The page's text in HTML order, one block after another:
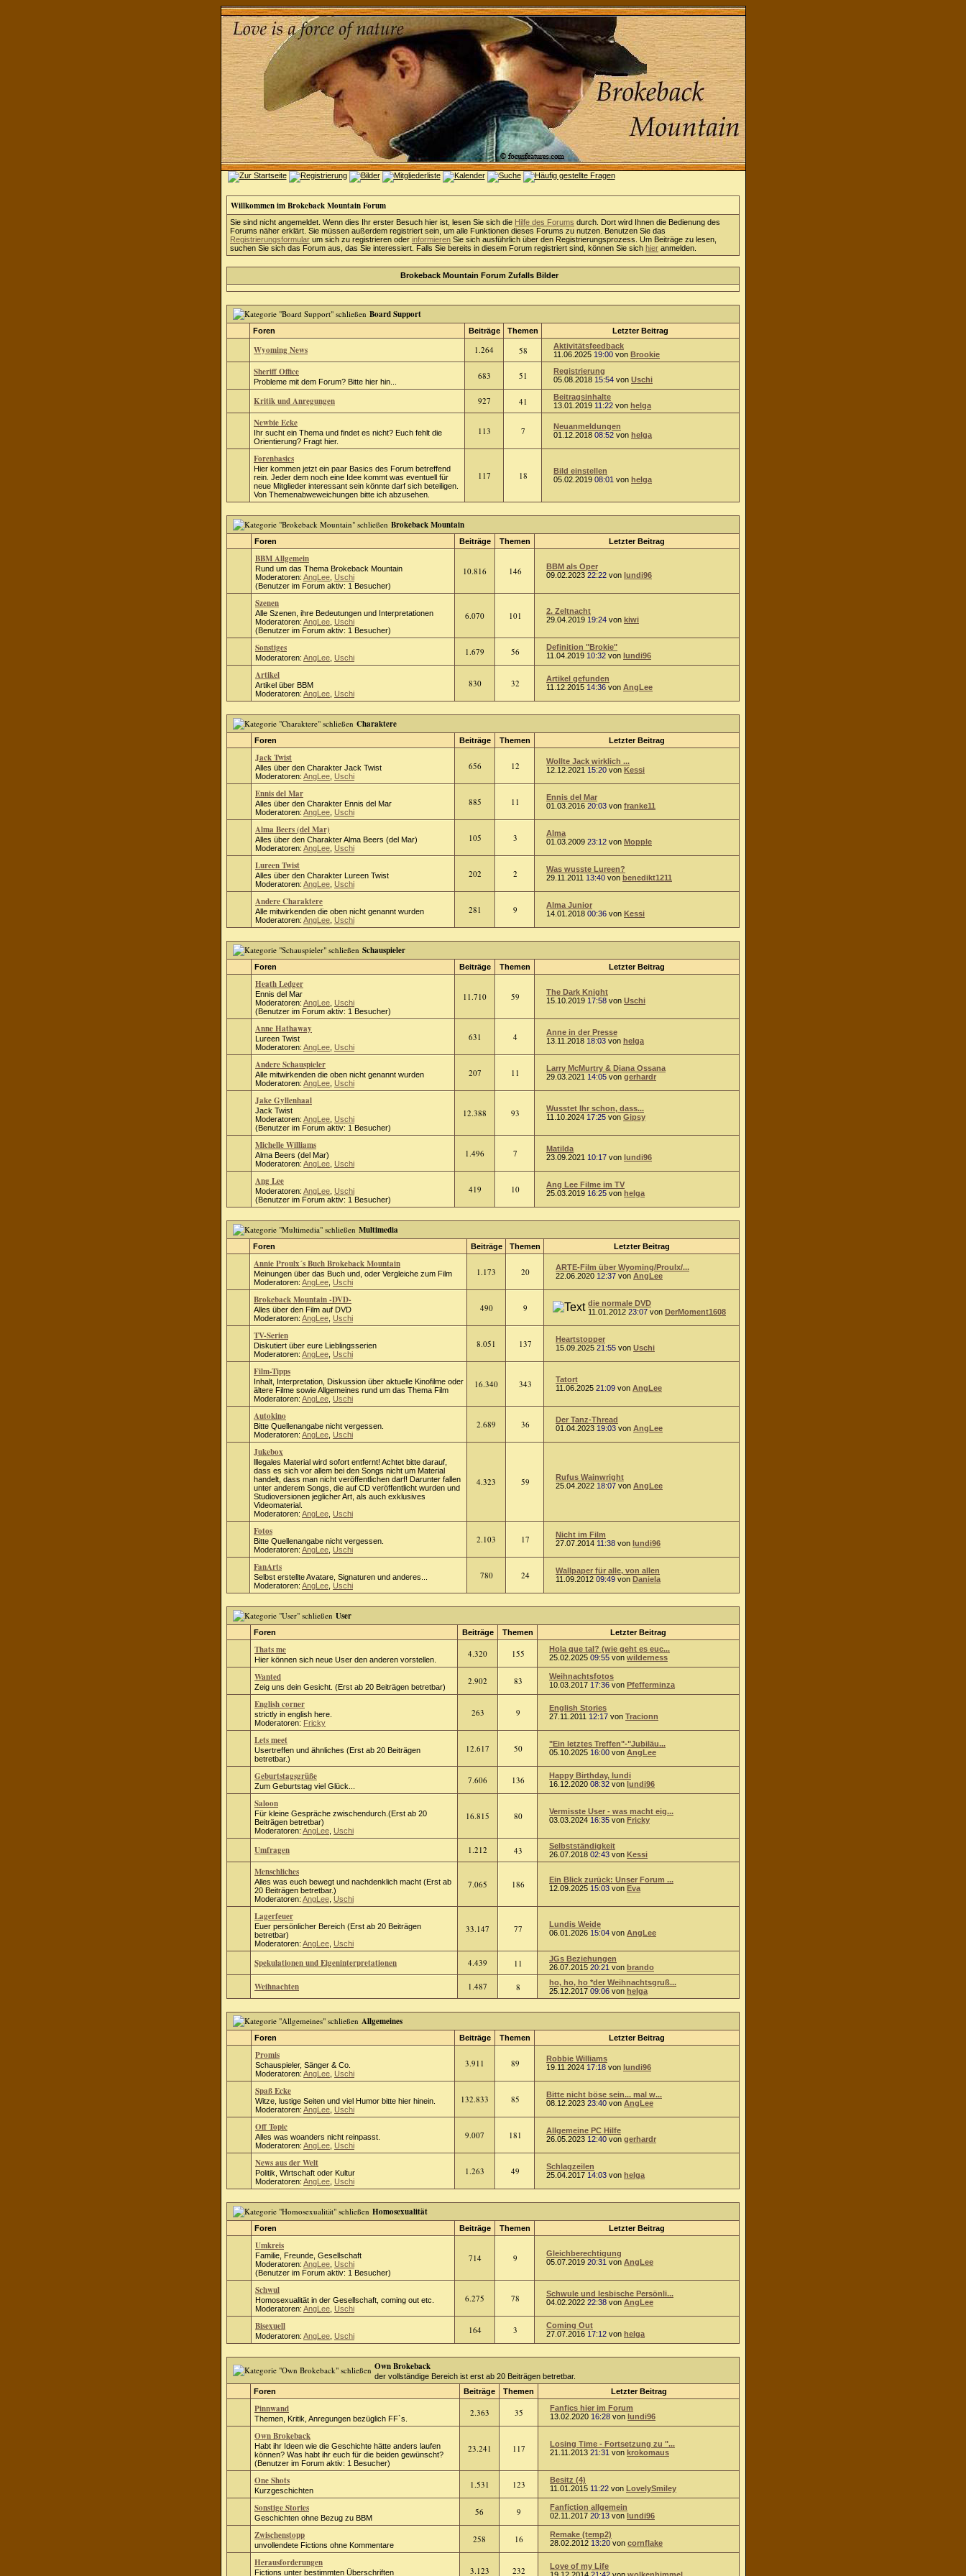
Willkommen im Brokeback Mountain Forum
Sie sind nicht angemeldet. Wenn dies Ihr erster Besuch hier ist, lesen Sie sich die Hilfe des Forums durch. Dort wird Ihnen die Bedienung des
Forums näher erklärt. Sie müssen außerdem registriert sein, um alle Funktionen dieses Forums zu nutzen. Benutzen Sie das
Registrierungsformular um sich zu registrieren oder informieren Sie sich ausführlich über den Registrierungsprozess. Um Beiträge zu lesen,
suchen Sie sich das Forum aus, das Sie interessiert. Falls Sie bereits in diesem Forum registriert sind, können Sie sich hier anmelden.
Brokeback Mountain Forum Zufalls Bilder
Board Support
Foren Beiträge Themen Letzter Beitrag
Wyoming News 1.264 58
Aktivitätsfeedback
11.06.2025 19:00 von Brookie
Sheriff Office
Probleme mit dem Forum? Bitte hier hin...
683 51
Registrierung
05.08.2018 15:54 von Uschi
Kritik und Anregungen 927 41
Beitragsinhalte
13.01.2019 11:22 von helga
Newbie Ecke
Ihr sucht ein Thema und findet es nicht? Euch fehlt die
Orientierung? Fragt hier.
113 7
Neuanmeldungen
01.12.2018 08:52 von helga
Forenbasics
Hier kommen jetzt ein paar Basics des Forum betreffend
rein. Jeder dem noch eine Idee kommt was eventuell für
neue Mitglieder interessant sein könnte darf sich beteiligen.
Von Themenabweweichungen bitte ich abzusehen.
117 18
Bild einstellen
05.02.2019 08:01 von helga
Brokeback Mountain
Foren Beiträge Themen Letzter Beitrag
BBM Allgemein
Rund um das Thema Brokeback Mountain
Moderatoren: AngLee Uschi
(Benutzer im Forum aktiv: 1 Besucher)
10.816 146
BBM als Oper
09.02.2023 22:22 von lundi96
Szenen
Alle Szenen, ihre Bedeutungen und Interpretationen
Moderatoren: AngLee Uschi
(Benutzer im Forum aktiv: 1 Besucher)
6.070 101
2. Zeltnacht
29.04.2019 19:24 von kiwi
Sonstiges
Moderatoren: AngLee Uschi
1.679 56
Definition "Brokie"
11.04.2019 10:32 von lundi96
Artikel
Artikel über BBM
Moderatoren: AngLee Uschi
830 32
Artikel gefunden
11.12.2015 14:36 von AngLee
Charaktere
Foren Beiträge Themen Letzter Beitrag
Jack Twist
Alles über den Charakter Jack Twist
Moderatoren: AngLee Uschi
656 12
Wollte Jack wirklich ...
12.12.2021 15:20 von Kessi
Ennis del Mar
Alles über den Charakter Ennis del Mar
Moderatoren: AngLee Uschi
885 11
Ennis del Mar
01.03.2016 20:03 von franke11
Alma Beers (del Mar)
Alles über den Charakter Alma Beers (del Mar)
Moderatoren: AngLee Uschi
105 3
Alma
01.03.2009 23:12 von Mopple
Lureen Twist
Alles über den Charakter Lureen Twist
Moderatoren: AngLee Uschi
202 2
Was wusste Lureen?
29.11.2011 13:40 von benedikt1211
Andere Charaktere
Alle mitwirkenden die oben nicht genannt wurden
Moderatoren: AngLee Uschi
281 9
Alma Junior
14.01.2018 00:36 von Kessi
Schauspieler
Foren Beiträge Themen Letzter Beitrag
Heath Ledger
Ennis del Mar
Moderatoren: AngLee Uschi
(Benutzer im Forum aktiv: 1 Besucher)
11.710 59
The Dark Knight
15.10.2019 17:58 von Uschi
Anne Hathaway
Lureen Twist
Moderatoren: AngLee Uschi
631 4
Anne in der Presse
13.11.2018 18:03 von helga
Andere Schauspieler
Alle mitwirkenden die oben nicht genannt wurden
Moderatoren: AngLee Uschi
207 11
Larry McMurtry & Diana Ossana
29.03.2021 14:05 von gerhardr
Jake Gyllenhaal
Jack Twist
Moderatoren: AngLee Uschi
(Benutzer im Forum aktiv: 1 Besucher)
12.388 93
Wusstet Ihr schon, dass...
11.10.2024 17:25 von Gipsy
Michelle Williams
Alma Beers (del Mar)
Moderatoren: AngLee Uschi
1.496 7
Matilda
23.09.2021 10:17 von lundi96
Ang Lee
Moderatoren: AngLee Uschi
(Benutzer im Forum aktiv: 1 Besucher)
419 10
Ang Lee Filme im TV
25.03.2019 16:25 von helga
Multimedia
Foren Beiträge Themen Letzter Beitrag
Annie Proulx´s Buch Brokeback Mountain
Meinungen über das Buch und, oder Vergleiche zum Film
Moderatoren: AngLee Uschi
1.173 20
ARTE-Film über Wyoming/Proulx/...
22.06.2020 12:37 von AngLee
Brokeback Mountain -DVD-
Alles über den Film auf DVD
Moderatoren: AngLee Uschi
490 9
die normale DVD
11.01.2012 23:07 von DerMoment1608
TV-Serien
Diskutiert über eure Lieblingsserien
Moderatoren: AngLee Uschi
8.051 137
Heartstopper
15.09.2025 21:55 von Uschi
Film-Tipps
Inhalt, Interpretation, Diskussion über aktuelle Kinofilme oder
ältere Filme sowie Allgemeines rund um das Thema Film
Moderatoren: AngLee Uschi
16.340 343
Tatort
11.06.2025 21:09 von AngLee
Autokino
Bitte Quellenangabe nicht vergessen.
Moderatoren: AngLee Uschi
2.689 36
Der Tanz-Thread
01.04.2023 19:03 von AngLee
Jukebox
lllegales Material wird sofort entfernt! Achtet bitte darauf,
dass es sich vor allem bei den Songs nicht um Material
handelt, dass man nicht veröffentlichen darf! Darunter fallen
unter anderem Songs, die auf CD veröffentlicht wurden und
Studioversionen jeglicher Art, als auch exklusives
Videomaterial.
Moderatoren: AngLee Uschi
4.323 59
Rufus Wainwright
25.04.2022 18:07 von AngLee
Fotos
Bitte Quellenangabe nicht vergessen.
Moderatoren: AngLee Uschi
2.103 17
Nicht im Film
27.07.2014 11:38 von lundi96
FanArts
Selbst erstellte Avatare, Signaturen und anderes...
Moderatoren: AngLee Uschi
780 24
Wallpaper für alle, von allen
11.09.2012 09:49 von Daniela
User
Foren Beiträge Themen Letzter Beitrag
Thats me
Hier können sich neue User den anderen vorstellen.
4.320 155
Hola que tal? (wie geht es euc...
25.02.2025 09:55 von wilderness
Wanted
Zeig uns dein Gesicht. (Erst ab 20 Beiträgen betretbar)
2.902 83
Weihnachtsfotos
10.03.2017 17:36 von Pfefferminza
English corner
strictly in english here.
Moderatoren: Fricky
263 9
English Stories
27.11.2011 12:17 von Tracionn
Lets meet
Usertreffen und ähnliches (Erst ab 20 Beiträgen
betretbar.)
12.617 50
"Ein letztes Treffen"-"Jubiläu...
05.10.2025 16:00 von AngLee
Geburtstagsgrüße
Zum Geburtstag viel Glück...
7.606 136
Happy Birthday, lundi
16.12.2020 08:32 von lundi96
Saloon
Für kleine Gespräche zwischendurch.(Erst ab 20
Beiträgen betretbar)
Moderatoren: AngLee Uschi
16.815 80
Vermisste User - was macht eig...
03.03.2024 16:35 von Fricky
Umfragen 1.212 43
Selbstständigkeit
26.07.2018 02:43 von Kessi
Menschliches
Alles was euch bewegt und nachdenklich macht (Erst ab
20 Beiträgen betretbar.)
Moderatoren: AngLee Uschi
7.065 186
Ein Blick zurück: Unser Forum ...
12.09.2025 15:03 von Eva
Lagerfeuer
Euer persönlicher Bereich (Erst ab 20 Beiträgen
betretbar)
Moderatoren: AngLee Uschi
33.147 77
Lundis Weide
06.01.2026 15:04 von AngLee
Spekulationen und Eigeninterpretationen 4.439 11
JGs Beziehungen
26.07.2015 20:21 von brando
Weihnachten 1.487 8
ho, ho, ho *der Weihnachtsgruß...
25.12.2017 09:06 von helga
Allgemeines
Foren Beiträge Themen Letzter Beitrag
Promis
Schauspieler, Sänger & Co.
Moderatoren: AngLee Uschi
3.911 89
Robbie Williams
19.11.2024 17:18 von lundi96
Spaß Ecke
Witze, lustige Seiten und viel Humor bitte hier hinein.
Moderatoren: AngLee Uschi
132.833 85
Bitte nicht böse sein... mal w...
08.12.2023 23:40 von AngLee
Off Topic
Alles was woanders nicht reinpasst.
Moderatoren: AngLee Uschi
9.007 181
Allgemeine PC Hilfe
26.05.2023 12:40 von gerhardr
News aus der Welt
Politik, Wirtschaft oder Kultur
Moderatoren: AngLee Uschi
1.263 49
Schlagzeilen
25.04.2017 14:03 von helga
Homosexualität
Foren Beiträge Themen Letzter Beitrag
Umkreis
Familie, Freunde, Gesellschaft
Moderatoren: AngLee Uschi
(Benutzer im Forum aktiv: 1 Besucher)
714 9
Gleichberechtigung
05.07.2019 20:31 von AngLee
Schwul
Homosexualität in der Gesellschaft, coming out etc.
Moderatoren: AngLee Uschi
6.275 78
Schwule und lesbische Persönli...
04.02.2022 22:38 von AngLee
Bisexuell
Moderatoren: AngLee Uschi
164 3
Coming Out
27.07.2016 17:12 von helga
Own Brokeback
der vollständige Bereich ist erst ab 20 Beiträgen betretbar.
Foren
Beiträge Themen Letzter Beitrag
Pinnwand
Themen, Kritik, Anregungen bezüglich FF`s.
2.363 35
Fanfics hier im Forum
13.02.2020 16:28 von lundi96
Own Brokeback
Habt ihr Ideen wie die Geschichte hätte anders laufen
können? Was habt ihr euch für die beiden gewünscht?
(Benutzer im Forum aktiv: 1 Besucher)
23.241 117
Losing Time - Fortsetzung zu "...
21.11.2013 21:31 von krokomaus
One Shots
Kurzgeschichten
1.531 123
Besitz (4)
11.01.2015 11:22 von LovelySmiley
Sonstige Stories
Geschichten ohne Bezug zu BBM
56 9
Fanfiction allgemein
02.11.2017 20:13 von lundi96
Zwischenstopp
unvollendete Fictions ohne Kommentare
258 16
Remake (temp2)
28.02.2012 13:20 von cornflake
Herausforderungen
Fictions unter bestimmten Überschriften 3.123 232
Love of my Life